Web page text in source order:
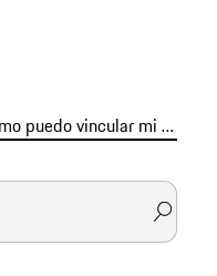
¿Cómo puedo vincular mi Porsche ID con mi vehículo?